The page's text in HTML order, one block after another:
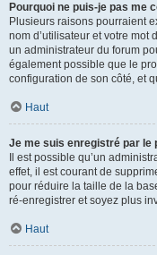
Pourquoi ne puis-je pas me
Plusieurs raisons pourraient
nom d’utilisateur et votre mot
un administrateur du forum
également possible que le
configuration de son côté, et
Haut
Je me suis enregistré par le
Il est possible qu’un
effet, il est courant de
pour réduire la taille de la
ré-enregistrer et soyez plus
Haut